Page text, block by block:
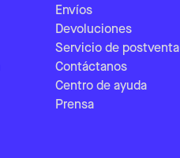
Envíos
Devoluciones
Servicio de postventa
Contáctanos
Centro de ayuda
Prensa